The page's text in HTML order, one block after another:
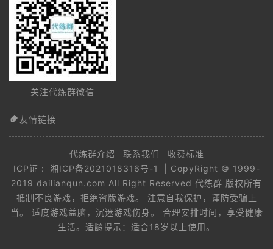
关注代练群微信
友情链接
代练群介绍 联系我们
收费标准
ICP证 :
湘ICP备2021018316号-1
| CopyRight © 1999-
2019 dailianqun.com All Right Reserved 代练群 版权所有
抵制不良游戏，拒绝盗版游戏。 注意自我保护，谨防受骗上
当。 适度游戏益脑，沉迷游戏伤身。 合理安排时间，享受健康
生活。适龄提示：适合18岁以上使用。